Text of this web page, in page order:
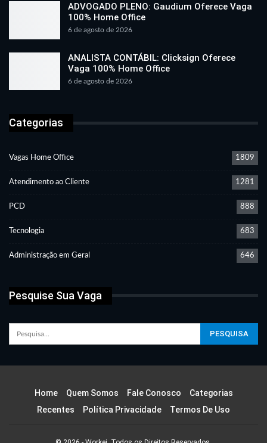
ADVOGADO PLENO: Gaudium Oferece Vaga
100% Home Office
6 de agosto de 2026
ANALISTA CONTÁBIL: Clicksign Oferece
Vaga 100% Home Office
6 de agosto de 2026
Categorias
Vagas Home Office 1809
Atendimento ao Cliente 1281
PCD 888
Tecnologia 683
Administração em Geral 646
Pesquise Sua Vaga
Home Quem Somos Fale Conosco
Categorias
Recentes
Política Privacidade Termos De Uso